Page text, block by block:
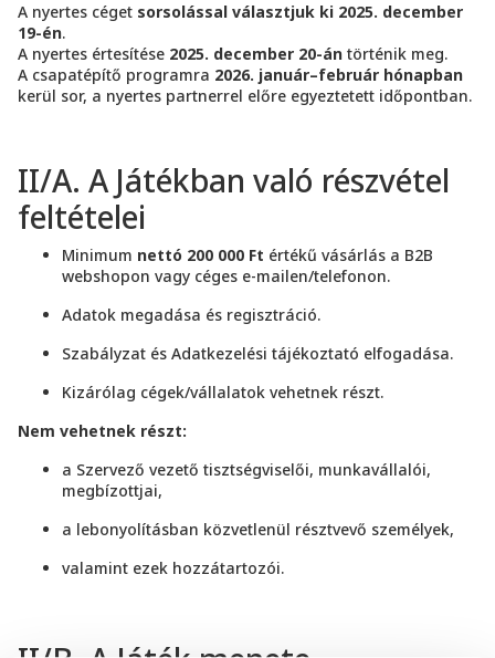
A nyertes céget sorsolással választjuk ki 2025. december
19-én.
A nyertes értesítése 2025. december 20-án történik meg.
A csapatépítő programra 2026. január–február hónapban
kerül sor, a nyertes partnerrel előre egyeztetett időpontban.
II/A. A Játékban való részvétel
feltételei
Minimum nettó 200 000 Ft értékű vásárlás a B2B
webshopon vagy céges e-mailen/telefonon.
Adatok megadása és regisztráció.
Szabályzat és Adatkezelési tájékoztató elfogadása.
Kizárólag cégek/vállalatok vehetnek részt.
Nem vehetnek részt:
a Szervező vezető tisztségviselői, munkavállalói,
megbízottjai,
a lebonyolításban közvetlenül résztvevő személyek,
valamint ezek hozzátartozói.